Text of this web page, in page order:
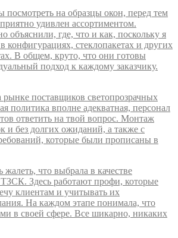
посмотреть на образцы окон, перед тем
удивлен ассортиментом.
объяснили, где, что и как, поскольку я
конфигурациях, стеклопакетах и других
В общем, круто, что они готовы
подход к каждому заказчику.
поставщиков светопрозрачных
политика вполне адекватная, персонал
ответить на твой вопрос. Монтаж
и без долгих ожиданий, а также с
которые были прописаны в
что выбрала в качестве
Здесь работают профи, которые
клиентам и учитывать их
На каждом этапе понимала, что
в своей сфере. Все шикарно, никаких